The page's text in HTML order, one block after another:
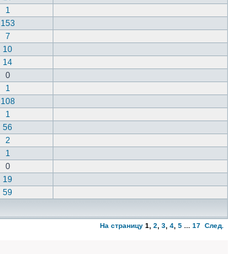
1
153
7
10
14
0
1
108
1
56
2
1
0
19
59
На страницу 1 2 3 4 5 17 След.